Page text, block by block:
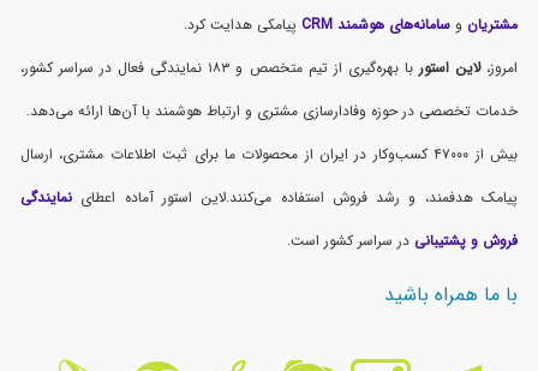
مشتریان وسامانه‌های هوشمند CRM
پیامکی هدایت کرد.
امروز،لاین استور
با بهره‌گیری از تیم متخصص و ۱۸۳ نمایندگی فعال در سراسر کشور،
خدمات تخصصی در حوزه وفادارسازی مشتری و ارتباط هوشمند با آن‌ها ارائه می‌دهد.
بیش از ۴۷۰۰۰ کسب‌وکار در ایران از محصولات ما برای ثبت اطلاعات مشتری، ارسال
پیامک هدفمند، و رشد فروش استفاده می‌کنند.لاین استور آماده اعطای نمایندگی
فروش و پشتیبانی در سراسر کشور است.
با ما همراه باشید